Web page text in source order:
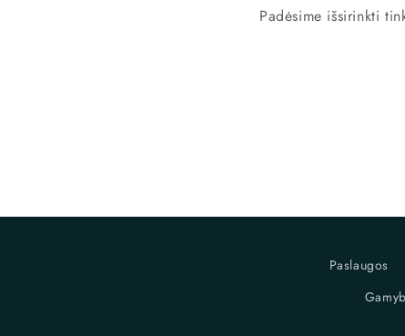
Padėsime išsirinkti
Paslaugos